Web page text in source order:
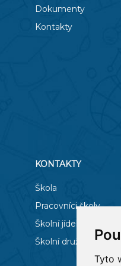
Tyto
Dokumenty
Kontakty
KONTAKTY
Škola
Pracovníci školy
Školní jídelna
Školní družina